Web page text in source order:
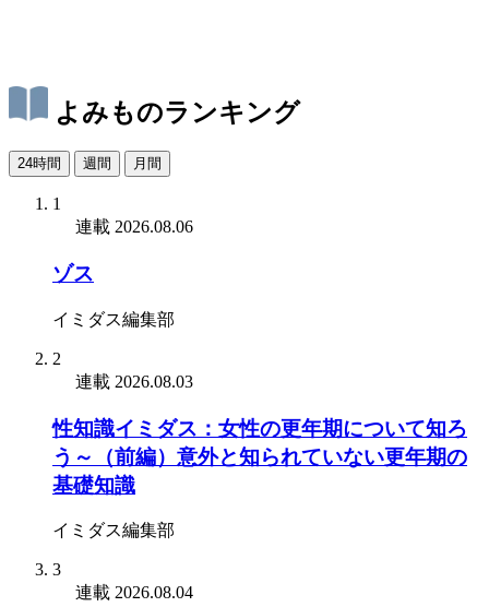
よみものランキング
24時間 週間 月間
1
連載 2026.08.06
ゾス
イミダス編集部
2
連載 2026.08.03
性知識イミダス：女性の更年期について知ろ
う～（前編）意外と知られていない更年期の
基礎知識
イミダス編集部
3
連載 2026.08.04